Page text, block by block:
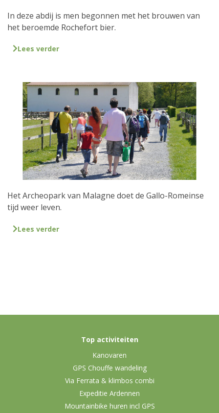
In deze abdij is men begonnen met het brouwen van
het beroemde Rochefort bier.
Lees verder
Het Archeopark van Malagne doet de Gallo-Romeinse
tijd weer leven.
Lees verder
Top activiteiten
Kanovaren
GPS Chouffe wandeling
Via Ferrata & klimbos combi
Expeditie Ardennen
Mountainbike huren incl GPS